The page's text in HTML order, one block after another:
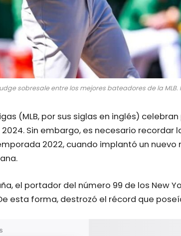
sobresale entre los mejores bateadores de la MLB.
(MLB, por sus siglas en inglés)
Sin embargo, es necesario recordar
2022, cuando implantó un
el portador del número 99 de los New
esta forma, destrozó el récord que